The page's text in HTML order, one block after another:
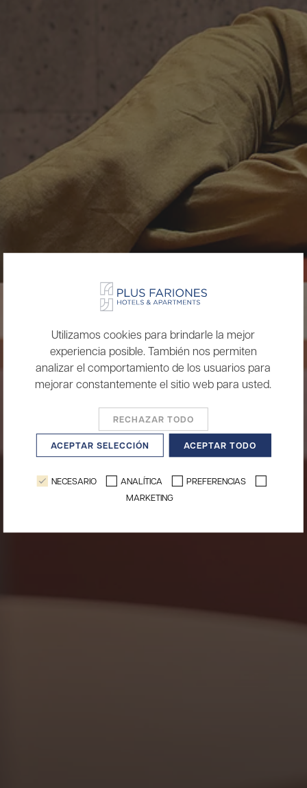
Utilizamos cookies para brindarle la mejor
experiencia posible. También nos permiten
analizar el comportamiento de los usuarios para
mejorar constantemente el sitio web para usted.
RECHAZAR TODO
ACEPTAR SELECCIÓN ACEPTAR TODO
NECESARIO ANALÍTICA
PREFERENCIAS
MARKETING